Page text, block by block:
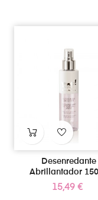
Desenredante
Abrillantador
Precio
15,49 €